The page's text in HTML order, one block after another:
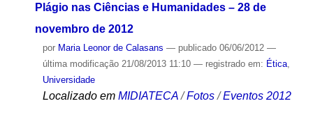
Plágio nas Ciências e Humanidades – 28 de
novembro de 2012
por Maria Leonor de Calasans — publicado06/06/2012 —
última modificação21/08/2013 11:10 — registrado em: Ética,
Universidade
Localizado em MIDIATECA /Fotos /Eventos 2012